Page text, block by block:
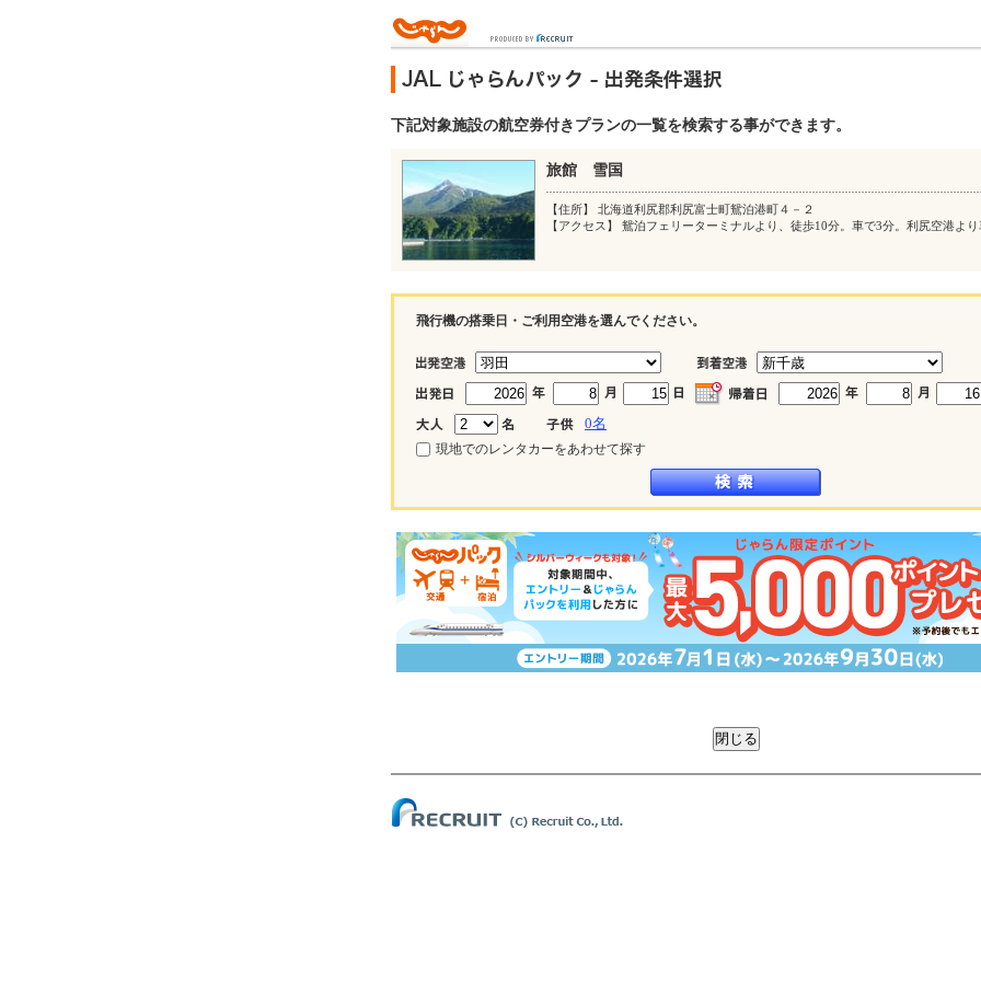
下記対象施設の航空券付きプランの一覧を検索する事ができます。
旅館 雪国
【住所】 北海道利尻郡利尻富士町鴛泊港町４－２
【アクセス】 鴛泊フェリーターミナルより、徒歩10分。車で3分。利尻空港よ
飛行機の搭乗日・ご利用空港を選んでください。
0名
現地でのレンタカーをあわせて探す